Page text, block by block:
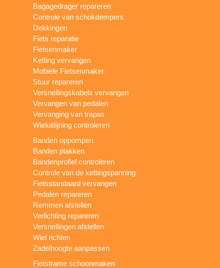
Bagagedrager repareren
Controle van schokdempers
Dekkingen
Fiets reparatie
Fietsenmaker
Ketting vervangen
Mobiele Fietsenmaker
Stuur repareren
Versnellingskabels vervangen
Vervangen van pedalen
Vervanging van trapas
Wieluitlijning controleren
Banden oppompen
Banden plakken
Bandenprofiel controleren
Controle van de kettingspanning
Fietsstandaard vervangen
Pedalen repareren
Remmen afstellen
Verlichting repareren
Versnellingen afstellen
Wiel richten
Zadelhoogte aanpassen
Fietsframe schoonmaken